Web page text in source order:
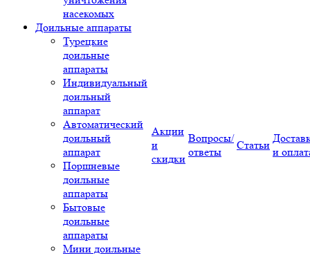
насекомых
Доильные аппараты
Турецкие
доильные
аппараты
Индивидуальный
доильный
аппарат
Автоматический
доильный
аппарат
Поршневые
доильные
аппараты
Бытовые
доильные
аппараты
Мини доильные
Акции
и
скидки
Вопросы/
ответы
Статьи
и